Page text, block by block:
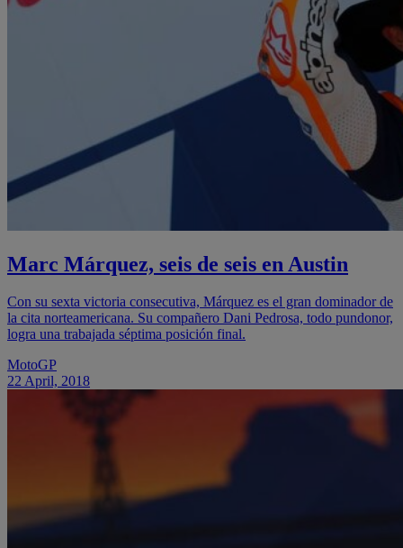
Marc Márquez, seis de seis en Austin
Con su sexta victoria consecutiva, Márquez es el gran dominador de
la cita norteamericana. Su compañero Dani Pedrosa, todo pundonor,
logra una trabajada séptima posición final.
MotoGP
22 April, 2018